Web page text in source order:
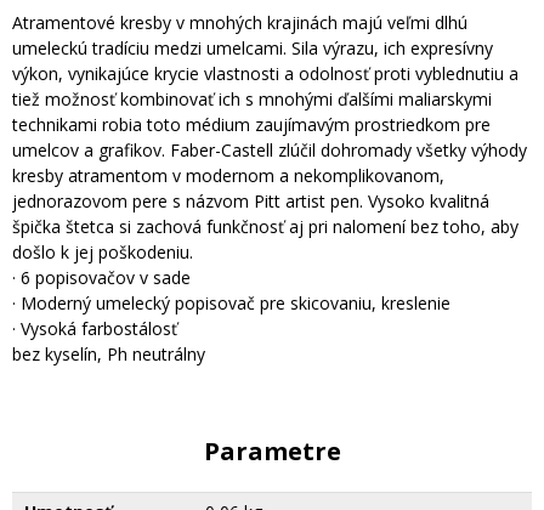
Atramentové kresby v mnohých krajinách majú veľmi dlhú
umeleckú tradíciu medzi umelcami. Sila výrazu, ich expresívny
výkon, vynikajúce krycie vlastnosti a odolnosť proti vyblednutiu a
tiež možnosť kombinovať ich s mnohými ďalšími maliarskymi
technikami robia toto médium zaujímavým prostriedkom pre
umelcov a grafikov. Faber-Castell zlúčil dohromady všetky výhody
kresby atramentom v modernom a nekomplikovanom,
jednorazovom pere s názvom Pitt artist pen. Vysoko kvalitná
špička štetca si zachová funkčnosť aj pri nalomení bez toho, aby
došlo k jej poškodeniu.
· 6 popisovačov v sade
· Moderný umelecký popisovač pre skicovaniu, kreslenie
· Vysoká farbostálosť
bez kyselín, Ph neutrálny
Parametre